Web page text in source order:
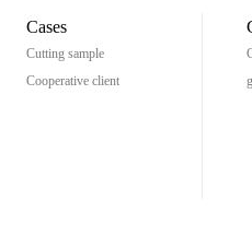
Cases
Cutting sample
Cooperative client